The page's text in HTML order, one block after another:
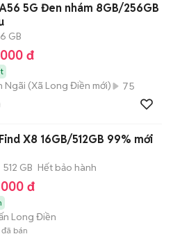
5G Đen nhám 8GB/256GB
GB
đ
Ngãi (Xã Long Điền mới) 75
X8 16GB/512GB 99% mới
512 GB Hết bảo hành
đ
Long Điền
đã bán